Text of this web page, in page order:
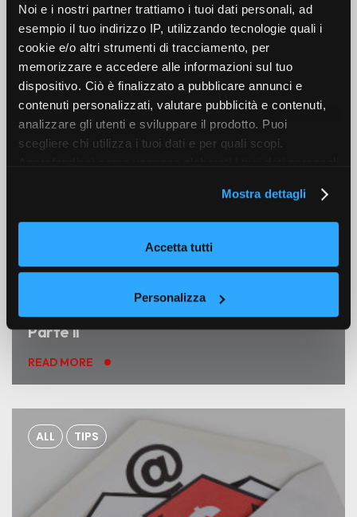
Noi e i nostri partner trattiamo i tuoi dati personali, ad
esempio il tuo indirizzo IP, utilizzando tecnologie quali i
cookie e/o altri strumenti di tracciamento, per
memorizzare e accedere alle informazioni sul tuo
dispositivo. Ciò è finalizzato a pubblicare annunci e
contenuti personalizzati, valutare pubblicità e contenuti,
analizzare gli utenti e sviluppare il prodotto. Puoi
scegliere chi utilizza i tuoi dati e per quali scopi.
modificare o revocare il tuo consenso in qualsiasi
momento dalla Dichiarazione sui cookie. Utilizziamo i
terze parti, per personalizzare contenuti ed annunci, per
fornire funzionalità dei social media e per analizzare il
nostro traffico, come meglio indicato nellaCookie Policy
. Chiudendo questo banner tramite l’apposito comando
Mostra dettagli
Accetta tutti
Personalizza
Altri articoli
ALL TIPS
La Newsletter per i SALDI Perfetta –
Parte II
READ MORE
ALL TIPS